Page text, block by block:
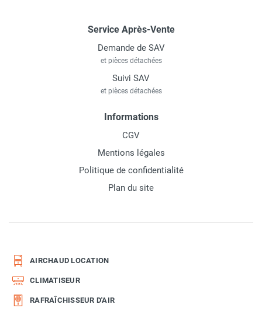
Service Après-Vente
Demande de SAV
et pièces détachées
Suivi SAV
et pièces détachées
Informations
CGV
Mentions légales
Politique de confidentialité
Plan du site
AIRCHAUD LOCATION
CLIMATISEUR
RAFRAÎCHISSEUR D'AIR